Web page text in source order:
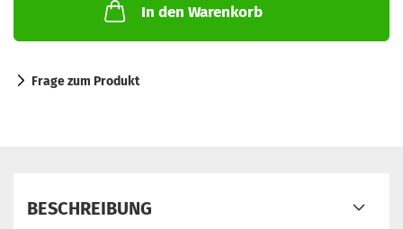
In den Warenkorb
Frage zum Produkt
BESCHREIBUNG